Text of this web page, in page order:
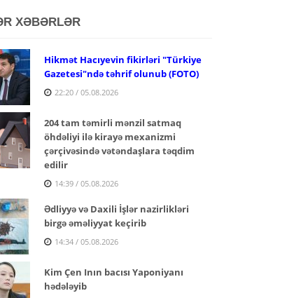
XƏBƏRLƏR
Hikmət Hacıyevin fikirləri "Türkiye
Gazetesi"ndə təhrif olunub (FOTO)
22:20 / 05.08.2026
204 tam təmirli mənzil satmaq
öhdəliyi ilə kirayə mexanizmi
çərçivəsində vətəndaşlara təqdim
edilir
14:39 / 05.08.2026
Ədliyyə və Daxili İşlər nazirlikləri
birgə əməliyyat keçirib
14:34 / 05.08.2026
Kim Çen Inın bacısı Yaponiyanı
hədələyib